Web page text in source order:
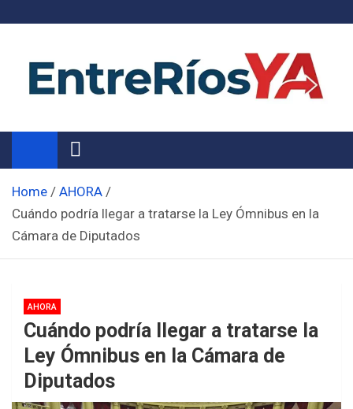
Noticias de Entre Ríos
Información de toda la provincia ahora
Home
AHORA
Cuándo podría llegar a tratarse la Ley Ómnibus en la
Cámara de Diputados
AHORA
Cuándo podría llegar a tratarse la
Ley Ómnibus en la Cámara de
Diputados